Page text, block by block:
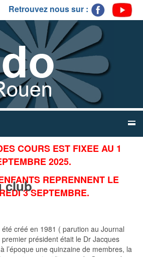
Retrouvez nous sur :
COURS EST FIXEE AU 1
2025.
REPRENNENT LE
3 SEPTEMBRE.
club
été créé en 1981 ( parution au Journal
président était le Dr Jacques
l’époque une quinzaine de membres, la